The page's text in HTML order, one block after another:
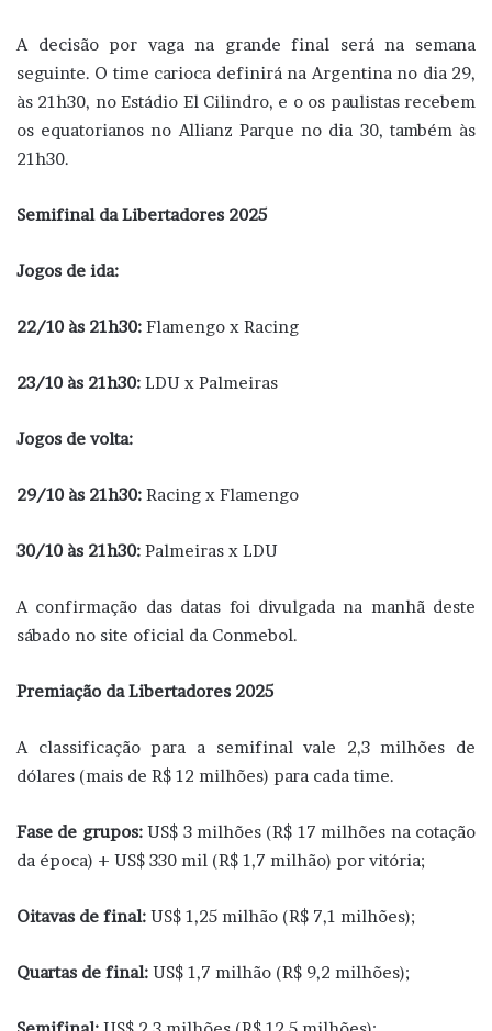
A decisão por vaga na grande final será na semana
seguinte. O time carioca definirá na Argentina no dia 29,
às 21h30, no Estádio El Cilindro, e o os paulistas recebem
os equatorianos no Allianz Parque no dia 30, também às
21h30.
Semifinal da Libertadores 2025
Jogos de ida:
22/10 às 21h30: Flamengo x Racing
23/10 às 21h30: LDU x Palmeiras
Jogos de volta:
29/10 às 21h30: Racing x Flamengo
30/10 às 21h30: Palmeiras x LDU
A confirmação das datas foi divulgada na manhã deste
sábado no site oficial da Conmebol.
Premiação da Libertadores 2025
A classificação para a semifinal vale 2,3 milhões de
dólares (mais de R$ 12 milhões) para cada time.
Fase de grupos:US$ 3 milhões (R$ 17 milhões na cotação
da época) + US$ 330 mil (R$ 1,7 milhão) por vitória;
Oitavas de final: US$ 1,25 milhão (R$ 7,1 milhões);
Quartas de final: US$ 1,7 milhão (R$ 9,2 milhões);